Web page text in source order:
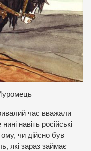
час вважали
навіть російські
чи дійсно був
які зараз займає